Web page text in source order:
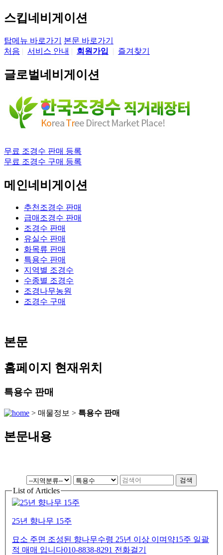
스킵네비게이션
탑메뉴 바로가기
본문 바로가기
처음 | 서비스 안내 | 회원가입 | 즐겨찾기
글로벌네비게이션
무료 조경수 판매 등록
무료 조경수 구매 등록
메인네비게이션
추천조경수 판매
급매조경수 판매
조경수 판매
유실수 판매
화목류 판매
특용수 판매
지역별 조경수
수종별 조경수
조경나무농원
조경수 구매
본문
홈페이지 현재위치
특용수 판매
> 매물정보 > 특용수 판매
본문내용
List of Articles
25년 향나무 15주
묘소 주면 조성된 향나무수령 25년 이상 이며약15주 일괄
적 매매 입니다010-8838-8291 전화걸기